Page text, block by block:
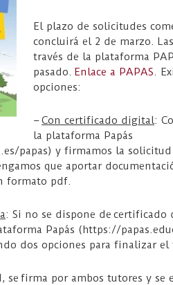
El plazo de solicitudes
concluirá el 2 de marzo.
través de la plataforma
pasado. Enlace a PAPAS.
opciones:
–Con certificado digital:
la plataforma Papás
papas) y firmamos la
que aportar
formato pdf.
: Si no se dispone de certificado
Papás (https://
dos opciones para finalizar el
firma por ambos tutores y se